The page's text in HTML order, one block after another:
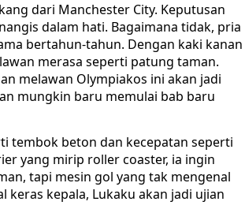
dari Manchester City. Keputusan
dalam hati. Bagaimana tidak, pria
bertahun-tahun. Dengan kaki kanan
merasa seperti patung taman.
melawan Olympiakos ini akan jadi
mungkin baru memulai bab baru
tembok beton dan kecepatan seperti
yang mirip roller coaster, ia ingin
tapi mesin gol yang tak mengenal
kepala, Lukaku akan jadi ujian